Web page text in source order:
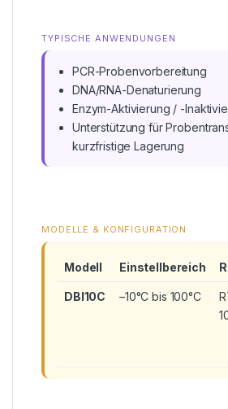
TYPISCHE ANWENDUNGEN
PCR-Probenvorbereitung
DNA/RNA-Denaturierung
Enzym-Aktivierung / -
Unterstützung für
kurzfristige Lagerung
MODELLE & KONFIGURATION
Modell Einstellbereich
DBI10C –10°C bis 100°C